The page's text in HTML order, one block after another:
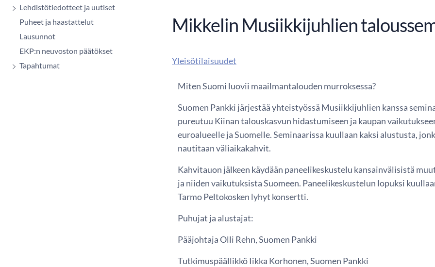
Lehdistötiedotteet ja uutiset
Puheet ja haastattelut
Lausunnot
EKP:n neuvoston päätökset
Tapahtumat
Mikkelin Musiikkijuhlien
Yleisötilaisuudet
Miten Suomi luovii maailmantalouden murroksessa?
Suomen Pankki järjestää yhteistyössä Musiikkijuhlien kanssa
pureutuu Kiinan talouskasvun hidastumiseen ja kaupan
euroalueelle ja Suomelle. Seminaarissa kuullaan kaksi alustusta,
nautitaan väliaikakahvit.
Kahvitauon jälkeen käydään paneelikeskustelu kansainvälisistä
ja niiden vaikutuksista Suomeen. Paneelikeskustelun lopuksi
Tarmo Peltokosken lyhyt konsertti.
Puhujat ja alustajat:
Pääjohtaja Olli Rehn, Suomen Pankki
Tutkimuspäällikkö Iikka Korhonen, Suomen Pankki